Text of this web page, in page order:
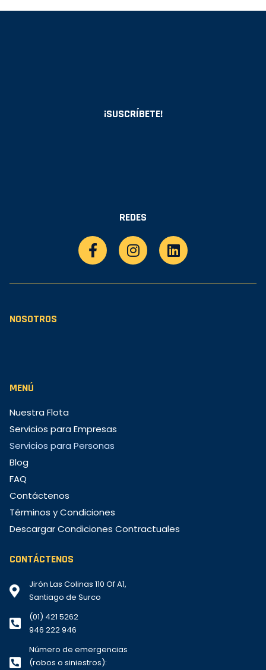
¡SUSCRÍBETE!
REDES
NOSOTROS
MENÚ
Nuestra Flota
Servicios para Empresas
Servicios para Personas
Blog
FAQ
Contáctenos
Términos y Condiciones
Descargar Condiciones Contractuales
CONTÁCTENOS
Jirón Las Colinas 110 Of A1,
Santiago de Surco
(01) 421 5262
946 222 946
Número de emergencias
(robos o siniestros):